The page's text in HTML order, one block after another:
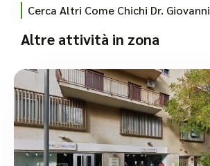
Cerca Altri Come Chichi Dr. Giovanni
Altre attività in zona